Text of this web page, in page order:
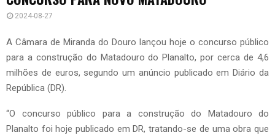
2024-08-27
A Câmara de Miranda do Douro lançou hoje o concurso público
para a construção do Matadouro do Planalto, por cerca de 4,6
milhões de euros, segundo um anúncio publicado em Diário da
República (DR).
“O concurso público para a construção do Matadouro do
Planalto foi hoje publicado em DR, tratando-se de uma obra que